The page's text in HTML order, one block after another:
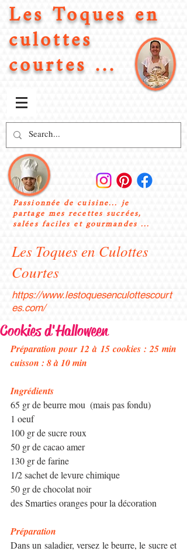
Les Toques en
culottes
courtes ...
Passionnée de cuisine... je
partage mes recettes sucrées,
salées faciles et gourmandes ...
Les Toques en Culottes
Courtes
https://www.lestoquesenculottescourt
es.com/
Cookies d'Halloween
Préparation pour 12 à 15 cookies : 25 min
cuisson : 8 à 10 min
Ingrédients
65 gr de beurre mou  (mais pas fondu)
1 oeuf
100 gr de sucre roux
50 gr de cacao amer
130 gr de farine
1/2 sachet de levure chimique
50 gr de chocolat noir
des Smarties oranges pour la décoration
Préparation
Dans un saladier, versez le beurre, le sucre et